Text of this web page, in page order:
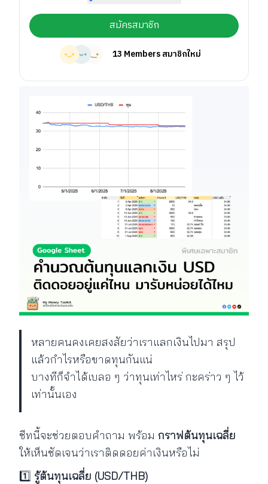
สมัครสมาชิก
13 Members สมาชิกใหม่
หลายคนคงเคยสงสัยว่าเราแลกเงินไปมา สรุป
แล้วกำไรหรือขาดทุนกันแน่
บางทีก็จำได้เบลอ ๆ ว่าทุนเท่าไหร่ กะคร่าว ๆ ไว้
เท่านั้นเอง
ชีทนี้จะช่วยตอบคำถาม พร้อม กราฟต้นทุนเฉลี่ย
ให้เห็นชัดเจนว่าเราติดดอยค่าเงินหรือไม่
1️⃣ รู้ต้นทุนเฉลี่ย (USD/THB)